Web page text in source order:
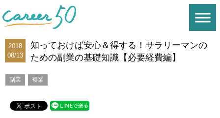
2018
08/13
知っておけば安心＆得する！サラリーマンの
ための副業の基礎知識【必要経費編】
副業 複業